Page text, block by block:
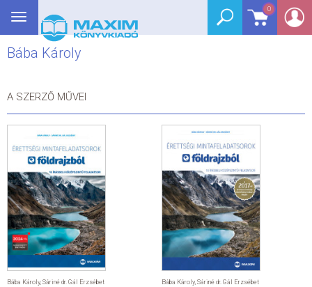
0
Toggle
navigation
Bába Károly
A SZERZŐ MŰVEI
Bába Károly Sáriné dr. Gál Erzsébet Bába Károly Sáriné dr. Gál Erzsébet
BEJELENTKEZÉS
SEGÉDKÖNYV
GRIMM SZÓTÁR
DREAM KÖNYVEK
E-KÖNYVEK
AKCIÓ
SEGÍTHETEK?